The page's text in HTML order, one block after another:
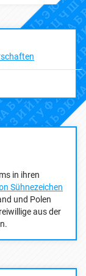
weitere
in ihren
Sühnezeichen
und Polen
aus der